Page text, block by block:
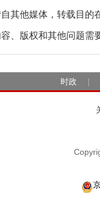
其他媒体，转载目的
、版权和其他问题需
时政